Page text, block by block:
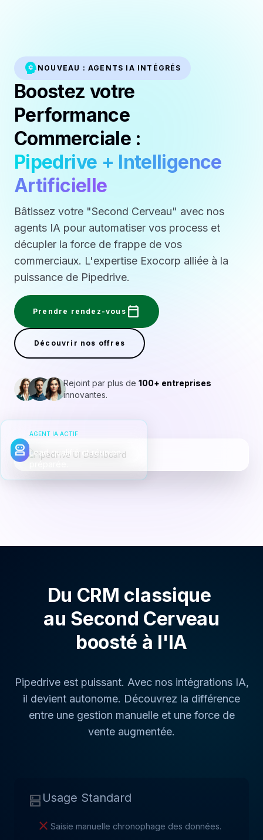
psychology NOUVEAU : AGENTS IA INTÉGRÉS
Boostez votre
Performance
Commerciale :
Pipedrive + Intelligence
Artificielle
Bâtissez votre "Second Cerveau" avec nos
agents IA pour automatiser vos process et
décupler la force de frappe de vos
commerciaux. L'expertise Exocorp alliée à la
puissance de Pipedrive.
Prendre rendez-vous calendar_today
Découvrir nos offres
Rejoint par plus de100+ entreprises
innovantes.
robot_2
préparée.
Du CRM classique
au Second Cerveau
boosté à l'IA
Pipedrive est puissant. Avec nos intégrations IA,
il devient autonome. Découvrez la différence
entre une gestion manuelle et une force de
vente augmentée.
dns Usage Standard
close Saisie manuelle chronophage des données.